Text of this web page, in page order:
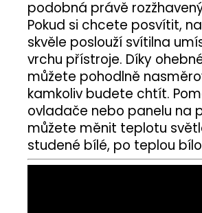
podobná právě
Pokud si chcete posvítit,
skvěle poslouží svítilna
vrchu přístroje. Díky
můžete pohodlně
kamkoliv budete chtít.
ovladače nebo panelu na
můžete měnit teplotu
studené bílé, po teplou